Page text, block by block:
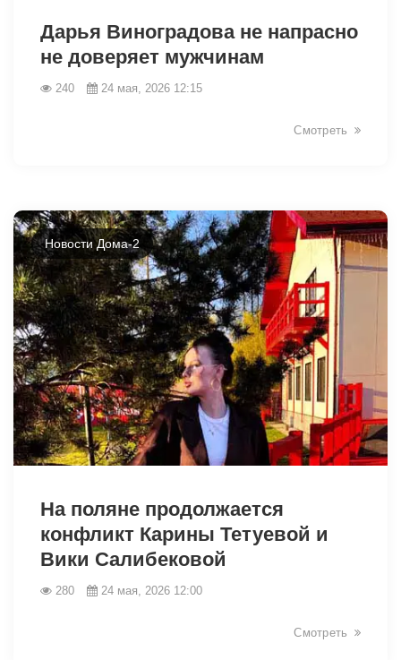
Дарья Виноградова не напрасно
не доверяет мужчинам
240 24 мая, 2026 12:15
Смотреть
Новости Дома-2
На поляне продолжается
конфликт Карины Тетуевой и
Вики Салибековой
280 24 мая, 2026 12:00
Смотреть